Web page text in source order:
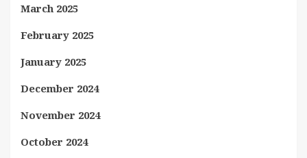
March 2025
February 2025
January 2025
December 2024
November 2024
October 2024